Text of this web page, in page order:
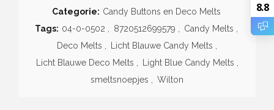
Categorie: Candy Buttons en Deco Melts
Tags: 04-0-0502 8720512699579 Candy Melts
Deco Melts
Licht Blauwe Candy Melts
Licht Blauwe Deco Melts
Light Blue Candy Melts
smeltsnoepjes
Wilton
8.8